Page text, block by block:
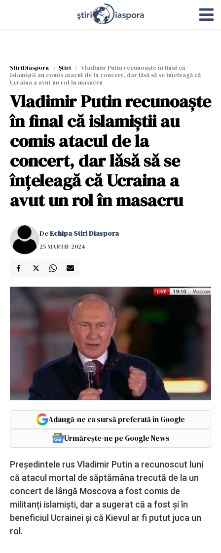
StiriDiaspora › Știri › Vladimir Putin recunoaște în final că
islamiștii au comis atacul de la concert, dar lăsă să se înțeleagă că
Ucraina a avut un rol în masacru
Vladimir Putin recunoaște
în final că islamiștii au
comis atacul de la
concert, dar lăsă să se
înțeleagă că Ucraina a
avut un rol în masacru
DeEchipa Stiri Diaspora
25 MARTIE 2024
Adaugă-ne ca sursă preferată în Google
Urmărește-ne pe Google News
Președintele rus Vladimir Putin a recunoscut luni
că atacul mortal de săptămâna trecută de la un
concert de lângă Moscova a fost comis de
militanți islamiști, dar a sugerat că a fost și în
beneficiul Ucrainei și că Kievul ar fi putut juca un
rol.